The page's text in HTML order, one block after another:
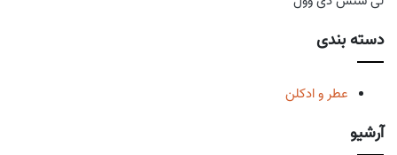
دسته بندی
عطر و ادکلن
آرشیو